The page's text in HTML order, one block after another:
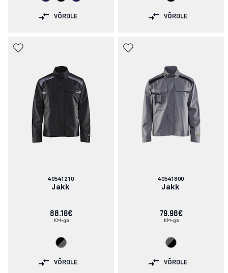
VÕRDLE VÕRDLE
Artikli
number:
40541210
Jakk
88.16€
KM-ga
VÕRDLE
Artikli
number:
40541800
Jakk
79.98€
KM-ga
VÕRDLE